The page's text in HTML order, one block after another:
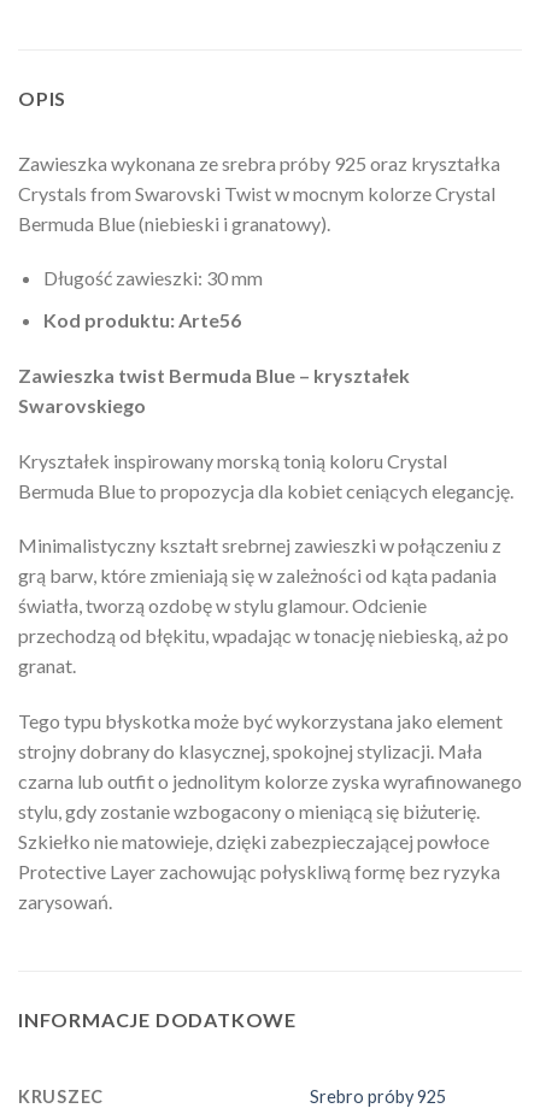
OPIS
Zawieszka wykonana ze srebra próby 925 oraz kryształka
Crystals from Swarovski Twist w mocnym kolorze Crystal
Bermuda Blue (niebieski i granatowy).
Długość zawieszki: 30 mm
Kod produktu: Arte56
Zawieszka twist Bermuda Blue – kryształek
Swarovskiego
Kryształek inspirowany morską tonią koloru Crystal
Bermuda Blue to propozycja dla kobiet ceniących elegancję.
Minimalistyczny kształt srebrnej zawieszki w połączeniu z
grą barw, które zmieniają się w zależności od kąta padania
światła, tworzą ozdobę w stylu glamour. Odcienie
przechodzą od błękitu, wpadając w tonację niebieską, aż po
granat.
Tego typu błyskotka może być wykorzystana jako element
strojny dobrany do klasycznej, spokojnej stylizacji. Mała
czarna lub outfit o jednolitym kolorze zyska wyrafinowanego
stylu, gdy zostanie wzbogacony o mieniącą się biżuterię.
Szkiełko nie matowieje, dzięki zabezpieczającej powłoce
Protective Layer zachowując połyskliwą formę bez ryzyka
zarysowań.
INFORMACJE DODATKOWE
KRUSZEC Srebro próby 925